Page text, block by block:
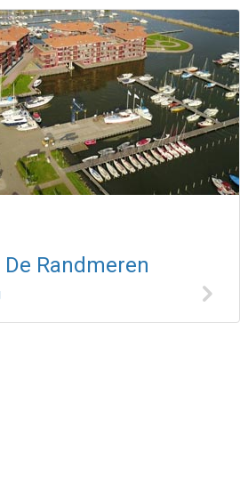
Randmeren